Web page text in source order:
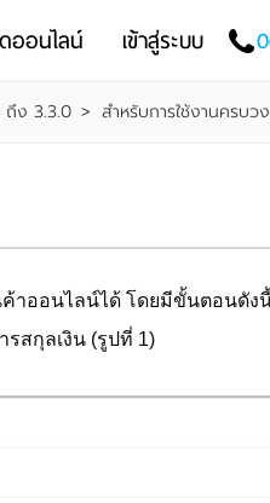
ออนไลน์ เข้าสู่ระบบ
ถึง 3.3.0 > สำหรับการใช้งานครบว
ออนไลน์ได้ โดยมีขั้นตอนดัง
สกุลเงิน (รูปที่ 1)